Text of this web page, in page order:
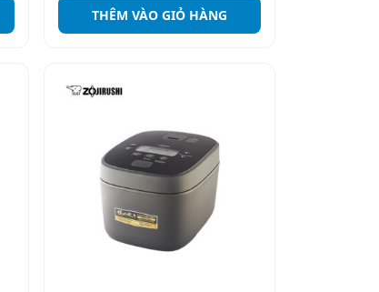
THÊM VÀO GIỎ HÀNG